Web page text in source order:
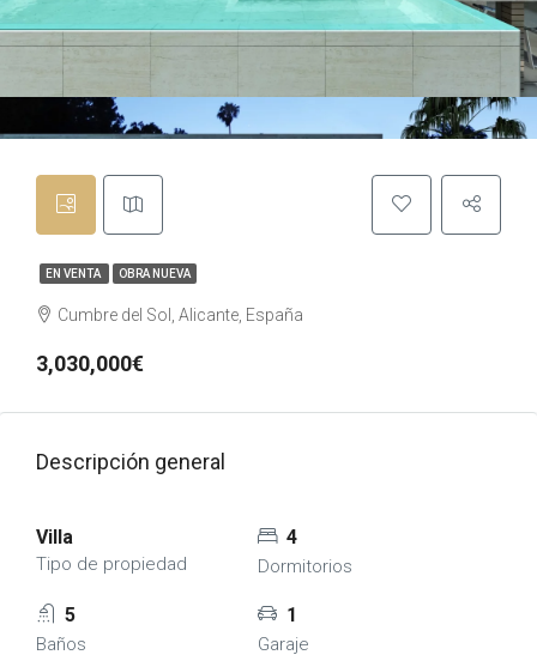
EN VENTA OBRA NUEVA
Cumbre del Sol, Alicante, España
3,030,000€
Descripción general
Villa
Tipo de propiedad
4
Dormitorios
5
Baños
1
Garaje